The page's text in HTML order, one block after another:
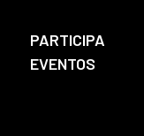
PARTICIPA
EVENTOS